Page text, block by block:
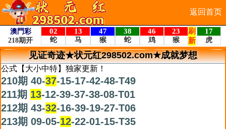
返回首页
见证奇迹★状元红298502.com★成就梦想
公式【大小中特】独家更新！
210期 40-37-15-17-42-48-T49
211期 13-12-39-37-38-08-T01
212期 43-32-16-39-19-27-T06
213期 09-05-12-22-01-15-T35